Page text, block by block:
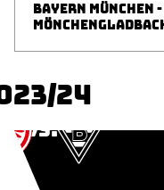
BAYERN MÜNCHEN -
24